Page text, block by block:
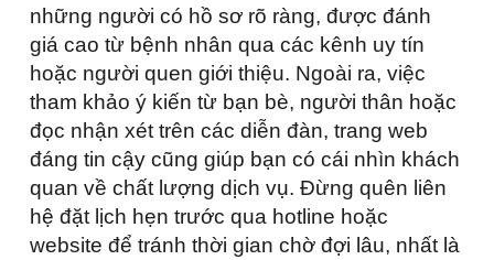
những người có hồ sơ rõ ràng, được đánh
giá cao từ bệnh nhân qua các kênh uy tín
hoặc người quen giới thiệu. Ngoài ra, việc
tham khảo ý kiến từ bạn bè, người thân hoặc
đọc nhận xét trên các diễn đàn, trang web
đáng tin cậy cũng giúp bạn có cái nhìn khách
quan về chất lượng dịch vụ. Đừng quên liên
hệ đặt lịch hẹn trước qua hotline hoặc
website để tránh thời gian chờ đợi lâu, nhất là